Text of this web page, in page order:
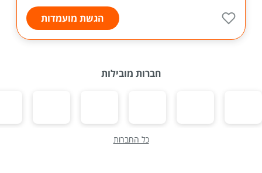
הגשת מועמדות
חברות מובילות
כל החברות